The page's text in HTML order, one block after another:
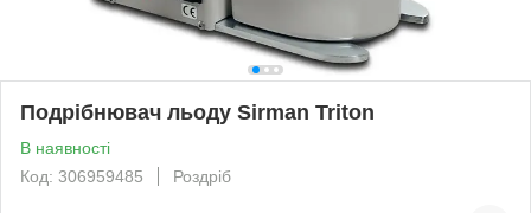
Подрібнювач льоду Sirman Triton
В наявності
Код: 306959485
Роздріб